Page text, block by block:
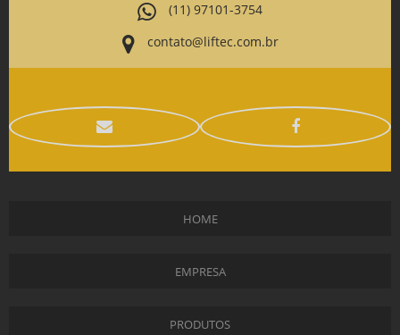
(11) 97101-3754
contato@liftec.com.br
HOME
EMPRESA
PRODUTOS